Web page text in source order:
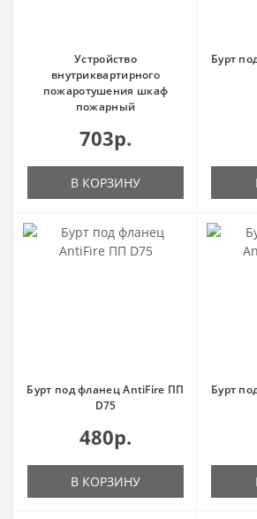
Устройство
внутриквартирного
пожаротушения шкаф
пожарный
703р.
В КОРЗИНУ
Бурт
Бурт под фланец AntiFire ПП
D75
480р.
В КОРЗИНУ
Бурт